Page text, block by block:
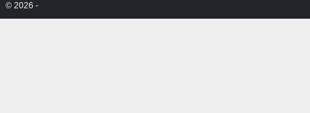
© 2026 -